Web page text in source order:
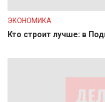
ЭКОНОМИКА
Кто строит лучше: в